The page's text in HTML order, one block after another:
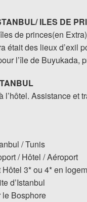
ILES DE
de princes(en
était des lieux d’exil
l’île de Buyukada,
l’hôtel. Assistance et
/ Tunis
/ Hôtel / Aéroport
3* ou 4* en
d’Istanbul
le Bosphore